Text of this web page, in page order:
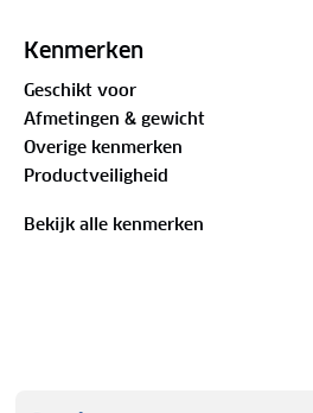
snel en zonder gedoe opladen,
hobbelige wegen.
Dankzij de StickGrip-
Kenmerken
Geschikt voor
Afmetingen & gewicht
Overige kenmerken
Productveiligheid
Bekijk alle kenmerken